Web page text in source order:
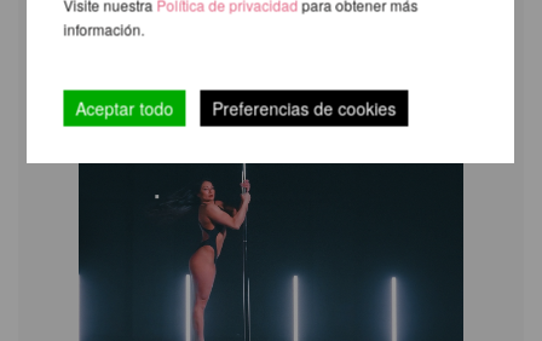
Visite nuestra Política de privacidadpara obtener más
información.
Aceptar todo Preferencias de cookies